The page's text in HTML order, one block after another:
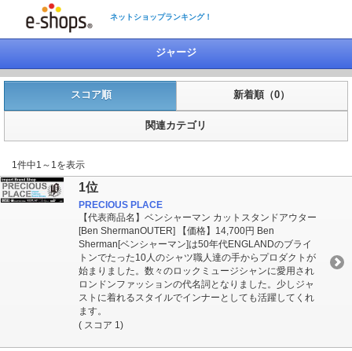
ネットショップランキング！
ジャージ
スコア順 新着順（0）
関連カテゴリ
1件中1～1を表示
1位
PRECIOUS PLACE
【代表商品名】ベンシャーマン カットスタンドアウター
[Ben ShermanOUTER] 【価格】14,700円 Ben
Sherman[ベンシャーマン]は50年代ENGLANDのブライ
トンでたった10人のシャツ職人達の手からプロダクトが
始まりました。数々のロックミュージシャンに愛用され
ロンドンファッションの代名詞となりました。少しジャ
ストに着れるスタイルでインナーとしても活躍してくれ
ます。
( スコア 1)